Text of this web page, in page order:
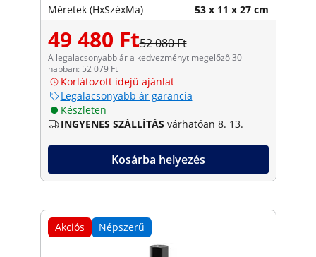
Méretek (HxSzéxMa) 53 x 11 x 27 cm
49 480 Ft52 080 Ft
A legalacsonyabb ár a kedvezményt megelőző 30
napban: 52 079 Ft
Korlátozott idejű ajánlat
Legalacsonyabb ár garancia
Készleten
INGYENES SZÁLLÍTÁS várhatóan 8. 13.
Kosárba helyezés
Akciós Népszerű